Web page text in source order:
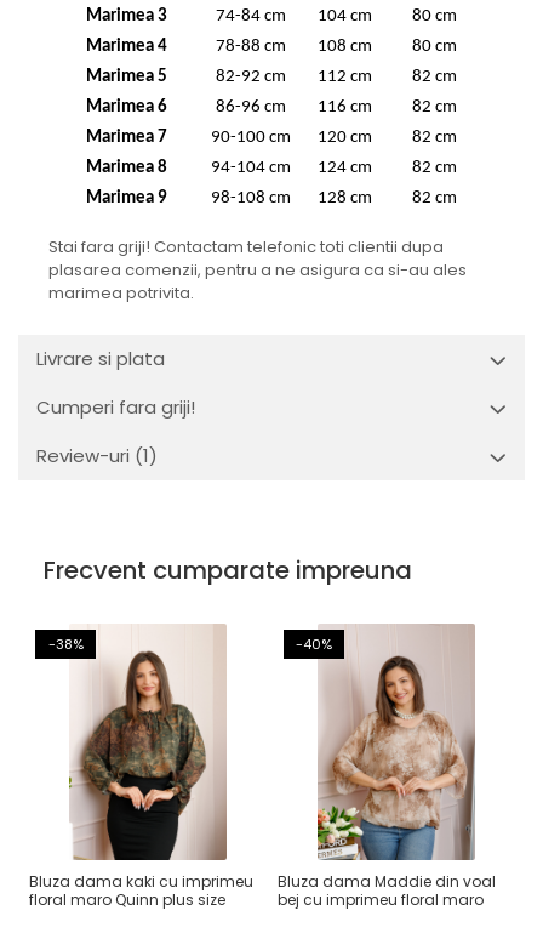
Marimea 3
74-84 cm 104 cm
80 cm
Marimea 4
78-88 cm 108 cm
80 cm
Marimea 5
82-92 cm 112 cm
82 cm
Marimea 6
86-96 cm 116 cm
82 cm
Marimea 7
90-100 cm 120 cm
82 cm
Marimea 8
94-104 cm 124 cm
82 cm
Marimea 9
98-108 cm 128 cm 82 cm
Stai fara griji! Contactam telefonic toti clientii dupa
plasarea comenzii, pentru a ne asigura ca si-au ales
marimea potrivita.
Livrare si plata
Cumperi fara griji!
Review-uri (1)
Frecvent cumparate impreuna
-38%
Bluza dama kaki cu imprimeu
floral maro Quinn plus size
-40%
Bluza dama Maddie din voal
bej cu imprimeu floral maro